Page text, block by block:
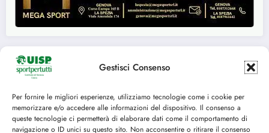
Gestisci Consenso
Per fornire le migliori esperienze, utilizziamo tecnologie come i cookie per
memorizzare e/o accedere alle informazioni del dispositivo. Il consenso a
queste tecnologie ci permetterà di elaborare dati come il comportamento di
navigazione o ID unici su questo sito. Non acconsentire o ritirare il consenso
Seguici su:
FACEBOOK TWITTER